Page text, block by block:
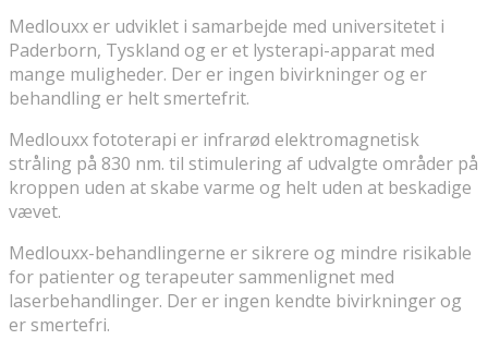
Medlouxx er udviklet i samarbejde med universitetet i
Paderborn, Tyskland og er et lysterapi-apparat med
mange muligheder. Der er ingen bivirkninger og er
behandling er helt smertefrit.
Medlouxx fototerapi er infrarød elektromagnetisk
stråling på 830 nm. til stimulering af udvalgte områder på
kroppen uden at skabe varme og helt uden at beskadige
vævet.
Medlouxx-behandlingerne er sikrere og mindre risikable
for patienter og terapeuter sammenlignet med
laserbehandlinger. Der er ingen kendte bivirkninger og
er smertefri.